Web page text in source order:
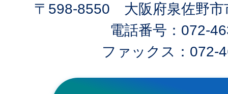
〒598-8550 大阪府泉佐野市
電話番号：072-
ファックス：072-